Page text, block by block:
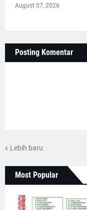
August 07, 2026
Posting Komentar
Lebih baru
Most Popular